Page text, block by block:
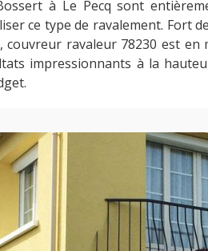
à Le Pecq sont
ce type de ravalement. Fort
couvreur ravaleur 78230 est
impressionnants à la